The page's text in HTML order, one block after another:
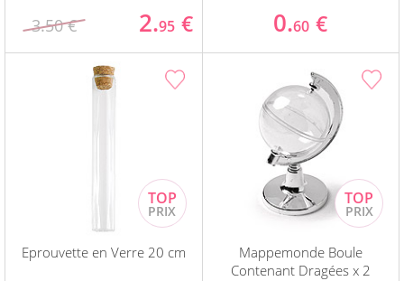
3.50 € 2.95 € 0.60 €
Eprouvette en Verre 20 cm
Mappemonde Boule
Contenant Dragées x 2